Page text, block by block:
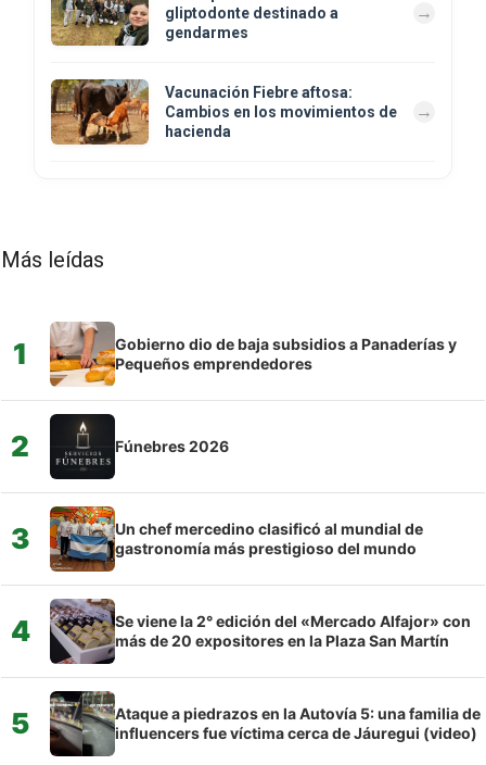
gliptodonte destinado a
gendarmes
Vacunación Fiebre aftosa:
Cambios en los movimientos de
hacienda
Más leídas
1
Gobierno dio de baja subsidios a Panaderías y
Pequeños emprendedores
2 Fúnebres 2026
3
Un chef mercedino clasificó al mundial de
gastronomía más prestigioso del mundo
4
Se viene la 2° edición del «Mercado Alfajor» con
más de 20 expositores en la Plaza San Martín
5
Ataque a piedrazos en la Autovía 5: una familia de
influencers fue víctima cerca de Jáuregui (video)